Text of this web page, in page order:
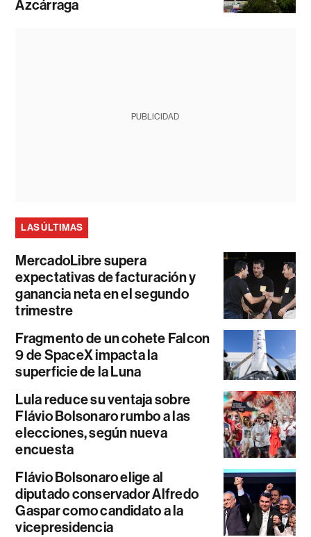
Azcárraga
PUBLICIDAD
LAS ÚLTIMAS
MercadoLibre supera
expectativas de facturación y
ganancia neta en el segundo
trimestre
Fragmento de un cohete Falcon
9 de SpaceX impacta la
superficie de la Luna
Lula reduce su ventaja sobre
Flávio Bolsonaro rumbo a las
elecciones, según nueva
encuesta
Flávio Bolsonaro elige al
diputado conservador Alfredo
Gaspar como candidato a la
vicepresidencia